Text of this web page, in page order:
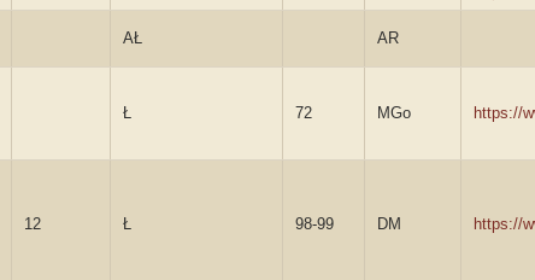
AŁ AR
Ł 72 MGo https://
12 Ł 98-99 DM https://